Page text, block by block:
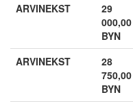
ARVINEKST
29
000,00
BYN
ARVINEKST
28
750,00
BYN